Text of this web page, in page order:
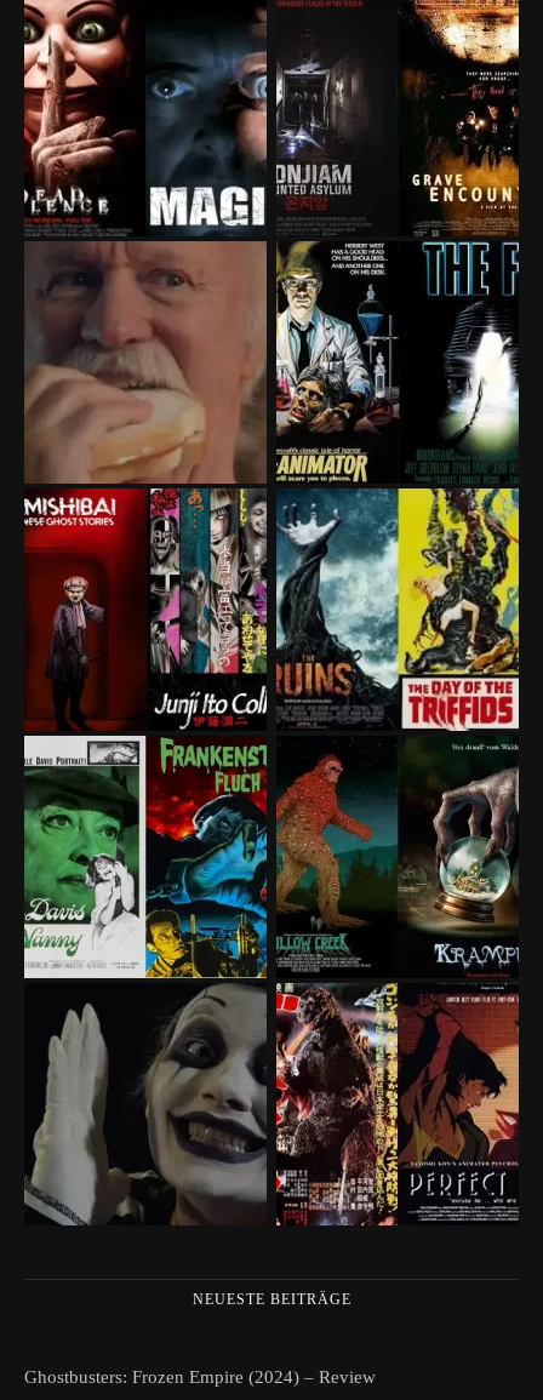
NEUESTE BEITRÄGE
Ghostbusters: Frozen Empire (2024) – Review